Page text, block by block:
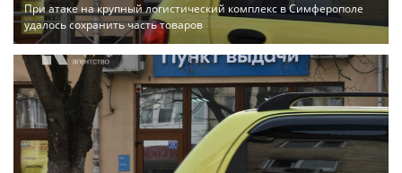
При атаке на крупный логистический комплекс в Симферополе
удалось сохранить часть товаров